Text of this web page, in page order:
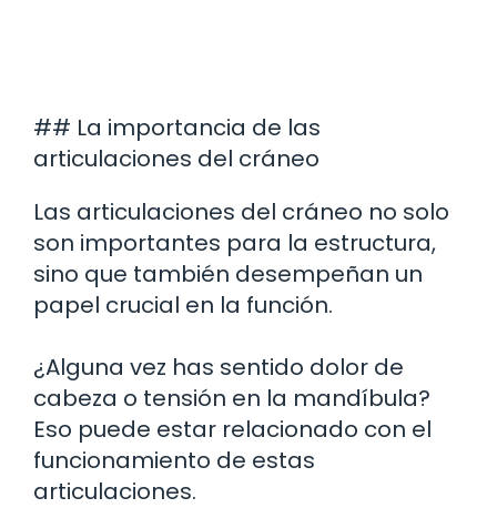
## La importancia de las
articulaciones del cráneo
Las articulaciones del cráneo no solo
son importantes para la estructura,
sino que también desempeñan un
papel crucial en la función.
¿Alguna vez has sentido dolor de
cabeza o tensión en la mandíbula?
Eso puede estar relacionado con el
funcionamiento de estas
articulaciones.